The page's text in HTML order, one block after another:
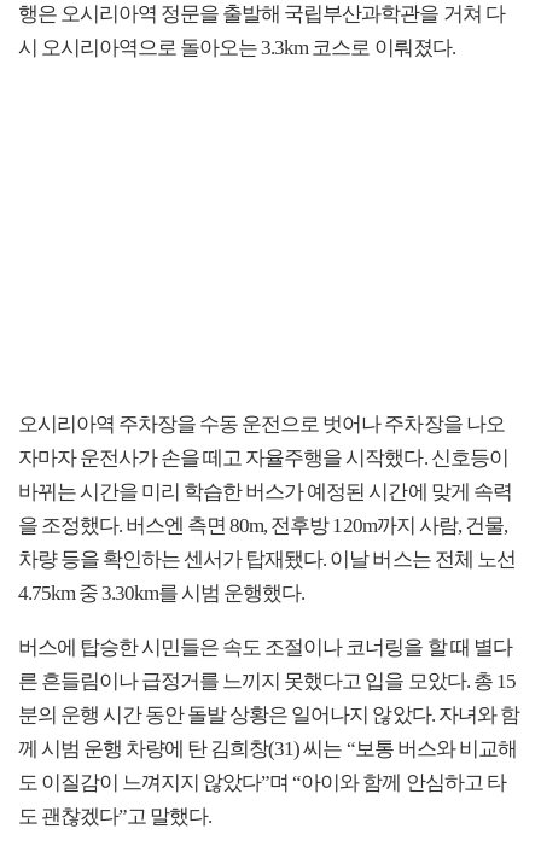
행은 오시리아역 정문을 출발해 국립부산과학관을 거쳐 다
시 오시리아역으로 돌아오는 3.3km 코스로 이뤄졌다.
오시리아역 주차장을 수동 운전으로 벗어나 주차장을 나오
자마자 운전사가 손을 떼고 자율주행을 시작했다. 신호등이
바뀌는 시간을 미리 학습한 버스가 예정된 시간에 맞게 속력
을 조정했다. 버스엔 측면 80m, 전후방 120m까지 사람, 건물,
차량 등을 확인하는 센서가 탑재됐다. 이날 버스는 전체 노선
4.75km 중 3.30km를 시범 운행했다.
버스에 탑승한 시민들은 속도 조절이나 코너링을 할 때 별다
른 흔들림이나 급정거를 느끼지 못했다고 입을 모았다. 총 15
분의 운행 시간 동안 돌발 상황은 일어나지 않았다. 자녀와 함
께 시범 운행 차량에 탄 김희창(31) 씨는 “보통 버스와 비교해
도 이질감이 느껴지지 않았다”며 “아이와 함께 안심하고 타
도 괜찮겠다”고 말했다.